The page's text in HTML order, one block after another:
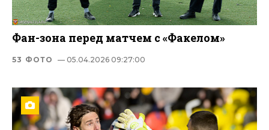
Фан-зона перед матчем с «Факелом»
53 ФОТО — 05.04.2026 09:27:00